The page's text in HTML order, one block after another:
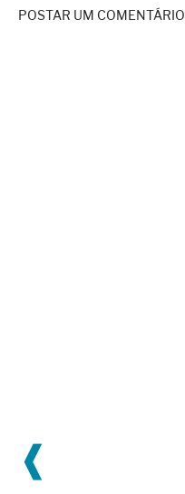
POSTAR UM COMENTÁRIO
❰